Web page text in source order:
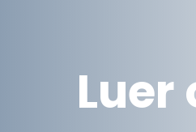
Luer